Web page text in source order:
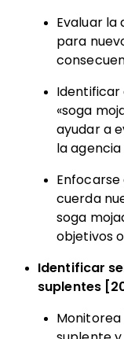
Evaluar la
para
Identificar
«soga
ayudar a
la
cuerda
soga
objetivos
Identificar
suplentes